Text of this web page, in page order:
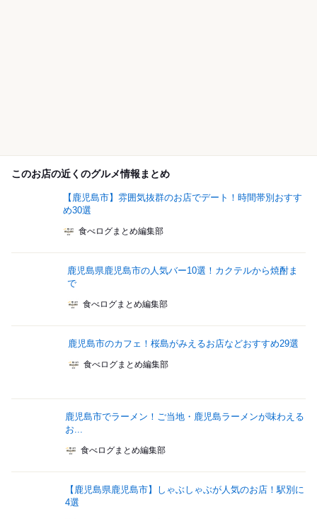
このお店の近くのグルメ情報まとめ
【鹿児島市】雰囲気抜群のお店でデート！時間帯別おすす
め30選
食べログまとめ編集部
鹿児島県鹿児島市の人気バー10選！カクテルから焼酎ま
で
食べログまとめ編集部
鹿児島市のカフェ！桜島がみえるお店などおすすめ29選
食べログまとめ編集部
鹿児島市でラーメン！ご当地・鹿児島ラーメンが味わえる
お...
食べログまとめ編集部
【鹿児島県鹿児島市】しゃぶしゃぶが人気のお店！駅別に
4選